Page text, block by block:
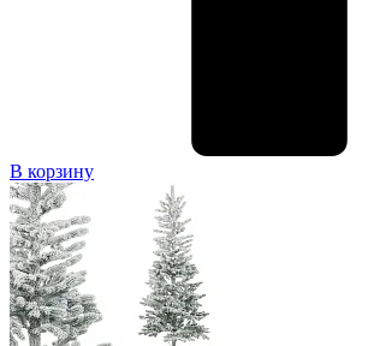
В корзину